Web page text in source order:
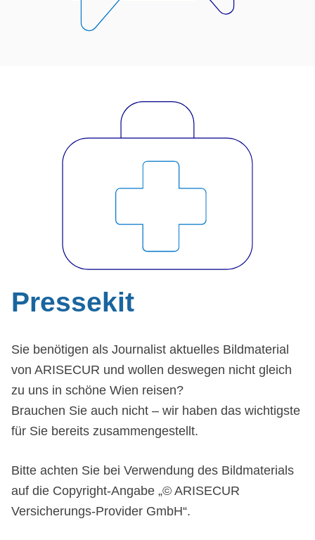
Pressekit
Sie benötigen als Journalist aktuelles Bildmaterial
von ARISECUR und wollen deswegen nicht gleich
zu uns in schöne Wien reisen?
Brauchen Sie auch nicht – wir haben das wichtigste
für Sie bereits zusammengestellt.
Bitte achten Sie bei Verwendung des Bildmaterials
auf die Copyright-Angabe „© ARISECUR
Versicherungs-Provider GmbH“.